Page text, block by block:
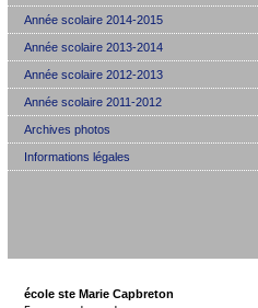
Année scolaire 2014-2015
Année scolaire 2013-2014
Année scolaire 2012-2013
Année scolaire 2011-2012
Archives photos
Informations légales
école ste Marie Capbreton